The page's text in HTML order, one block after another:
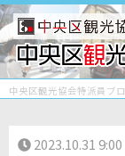
中央区観光協会特派員ブ
2023.10.31 9:00